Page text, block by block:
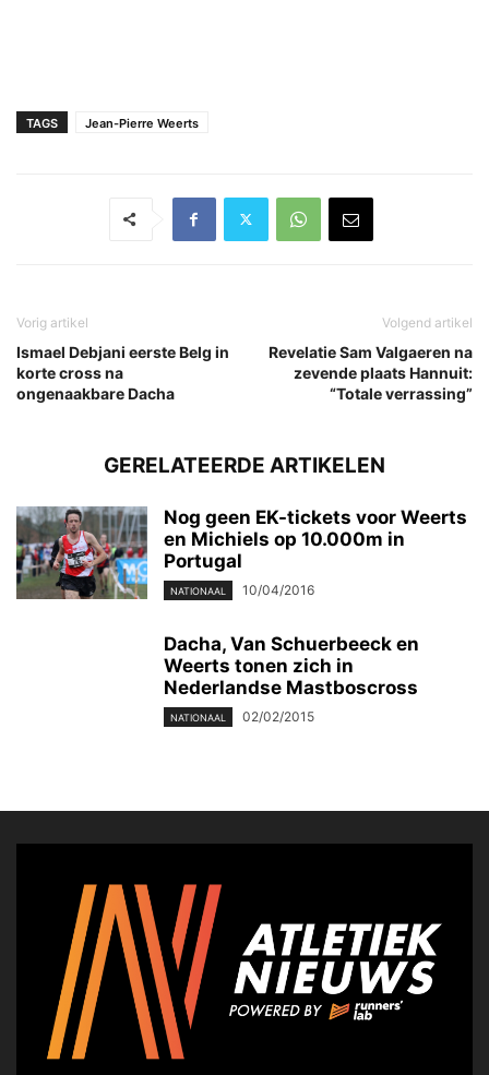
TAGS Jean-Pierre Weerts
Vorig artikel
Ismael Debjani eerste Belg in
korte cross na
ongenaakbare Dacha
Volgend artikel
Revelatie Sam Valgaeren na
zevende plaats Hannuit:
“Totale verrassing”
GERELATEERDE ARTIKELEN
Nog geen EK-tickets voor Weerts
en Michiels op 10.000m in
Portugal
NATIONAAL 10/04/2016
Dacha, Van Schuerbeeck en
Weerts tonen zich in
Nederlandse Mastboscross
NATIONAAL 02/02/2015